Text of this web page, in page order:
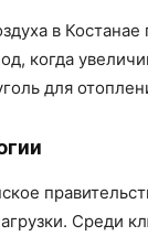
в
когда
для
Среди